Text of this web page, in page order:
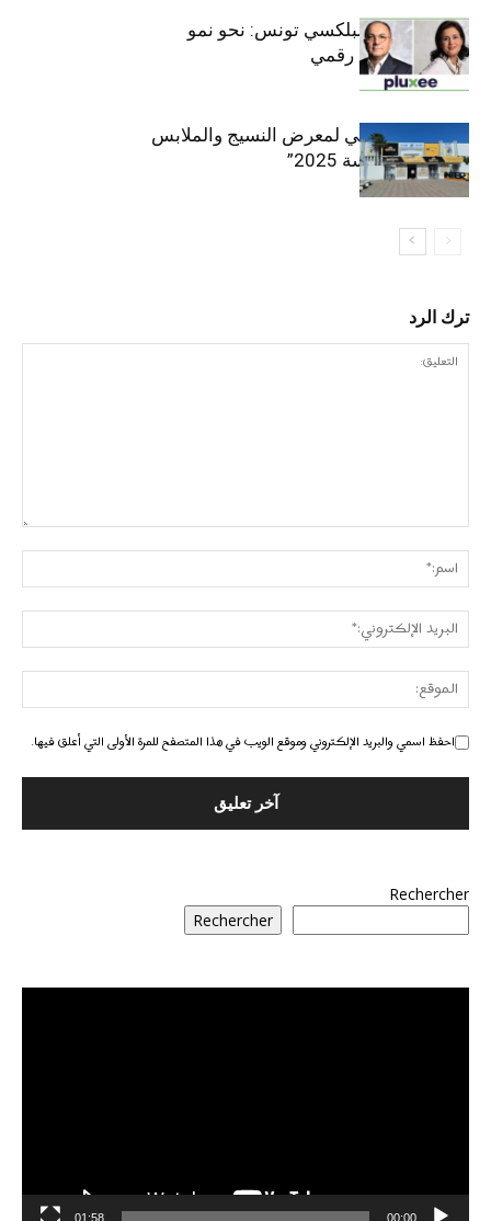
قيادة مزدوجة لبلكسي تونس: نحو نمو
متسارع وتحول رقمي
الافتتاح الرسمي لمعرض النسيج والملابس
“إنترتكس سوسة 2025”
ترك الرد
احفظ اسمي والبريد الإلكتروني وموقع الويب في هذا المتصفح للمرة الأولى التي أعلق فيها.
Rechercher
Rechercher
00:00
01:58